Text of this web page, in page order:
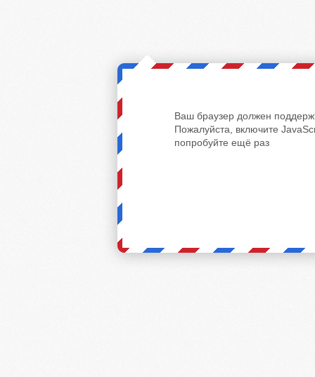
Ваш браузер должен
Пожалуйста, включите
попробуйте ещё раз